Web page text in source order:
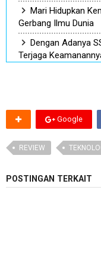
Mari Hidupkan
Gerbang Ilmu Dunia
Dengan Adanya
Terjaga
Google
REVIEW
POSTINGAN TERKAIT